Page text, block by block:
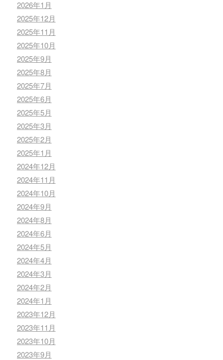
2026年1月
2025年12月
2025年11月
2025年10月
2025年9月
2025年8月
2025年7月
2025年6月
2025年5月
2025年3月
2025年2月
2025年1月
2024年12月
2024年11月
2024年10月
2024年9月
2024年8月
2024年6月
2024年5月
2024年4月
2024年3月
2024年2月
2024年1月
2023年12月
2023年11月
2023年10月
2023年9月